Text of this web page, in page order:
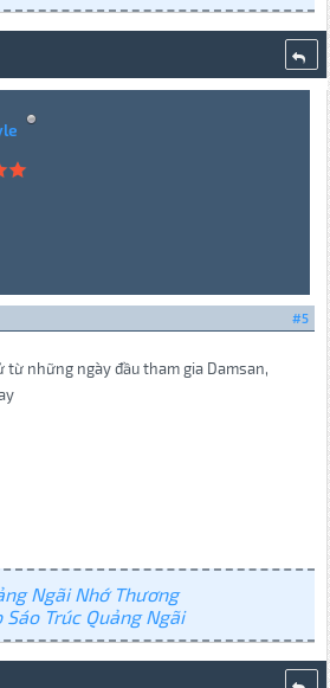
#5
từ những ngày đầu tham gia Damsan,
Ngãi Nhớ Thương
Sáo Trúc Quảng Ngãi